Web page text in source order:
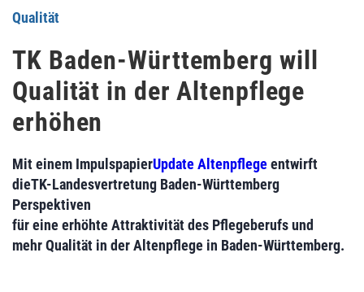
Qualität
TK Baden-Württemberg will
Qualität in der Altenpflege
erhöhen
Mit einem ImpulspapierUpdate Altenpflegeentwirft
dieTK-Landesvertretung Baden-Württemberg
Perspektiven
für eine erhöhte Attraktivität des Pflegeberufs und
mehr Qualität in der Altenpflege in Baden-Württemberg.